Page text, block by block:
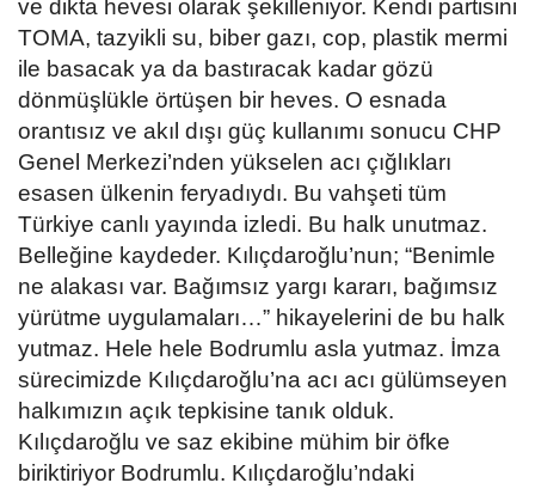
ve dikta hevesi olarak şekilleniyor. Kendi partisini
TOMA, tazyikli su, biber gazı, cop, plastik mermi
ile basacak ya da bastıracak kadar gözü
dönmüşlükle örtüşen bir heves. O esnada
orantısız ve akıl dışı güç kullanımı sonucu CHP
Genel Merkezi’nden yükselen acı çığlıkları
esasen ülkenin feryadıydı. Bu vahşeti tüm
Türkiye canlı yayında izledi. Bu halk unutmaz.
Belleğine kaydeder. Kılıçdaroğlu’nun; “Benimle
ne alakası var. Bağımsız yargı kararı, bağımsız
yürütme uygulamaları…” hikayelerini de bu halk
yutmaz. Hele hele Bodrumlu asla yutmaz. İmza
sürecimizde Kılıçdaroğlu’na acı acı gülümseyen
halkımızın açık tepkisine tanık olduk.
Kılıçdaroğlu ve saz ekibine mühim bir öfke
biriktiriyor Bodrumlu. Kılıçdaroğlu’ndaki